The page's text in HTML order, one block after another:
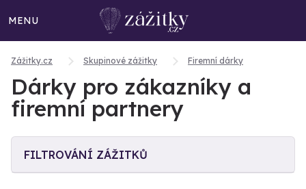
MENU
Zážitky.cz Skupinové zážitky Firemní dárky
Dárky pro zákazníky a
firemní partnery
FILTROVÁNÍ ZÁŽITKŮ